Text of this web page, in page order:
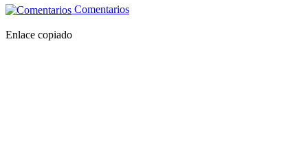
Comentarios
Enlace copiado